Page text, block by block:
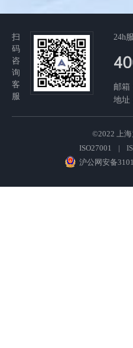
扫
码
咨
询
客
服
24h
邮箱
地址
©2022 上
ISO27001
沪公网安备